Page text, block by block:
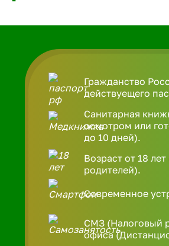
Гражданство
действуещего
Санитарная
осмотром или
до 10 дней).
Возраст от 18
родителей).
Современное
СМЗ (Налоговый
офиса